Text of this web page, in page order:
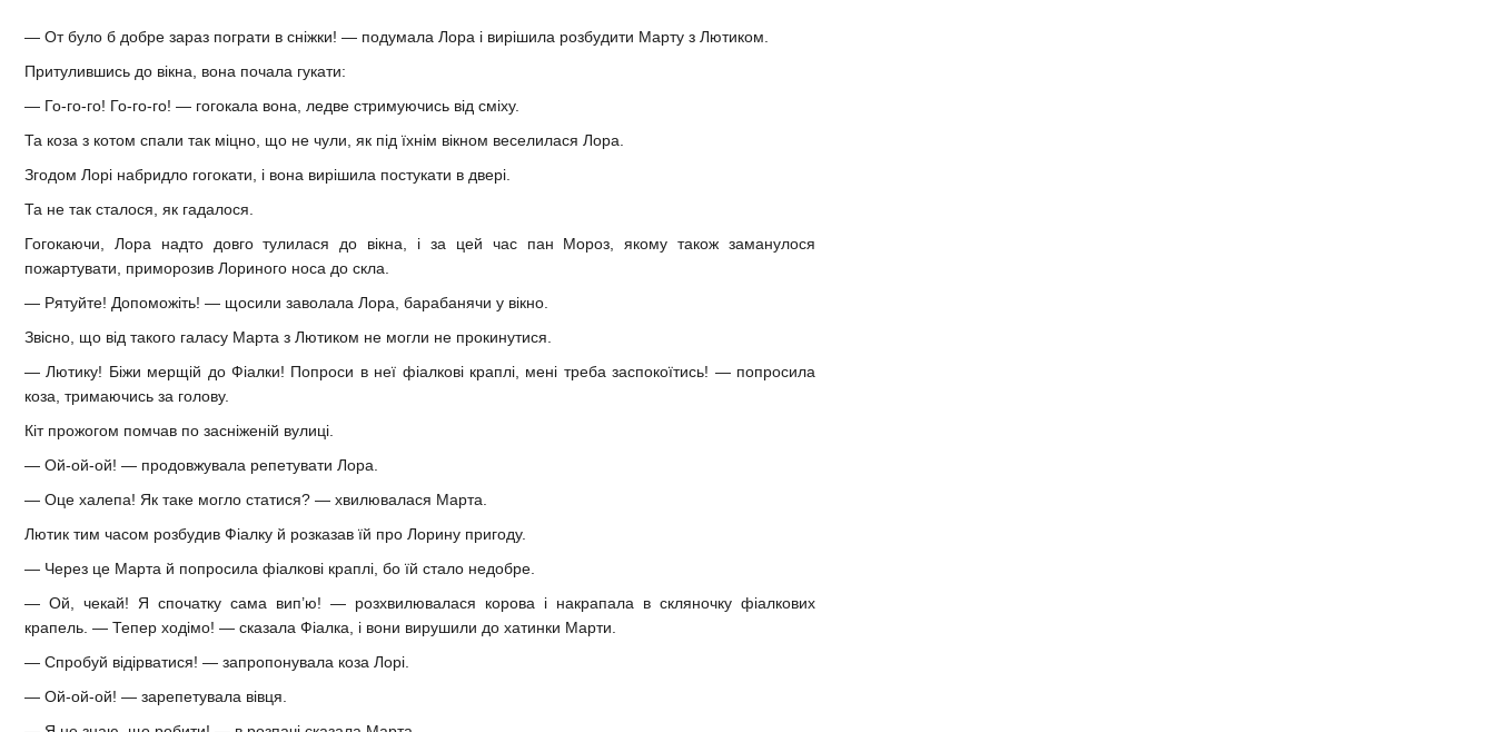
— От було б добре зараз пограти в сніжки! — подумала Лора і вирішила розбудити Марту з Лютиком.
Притулившись до вікна, вона почала гукати:
— Го-го-го! Го-го-го! — гогокала вона, ледве стримуючись від сміху.
Та коза з котом спали так міцно, що не чули, як під їхнім вікном веселилася Лора.
Згодом Лорі набридло гогокати, і вона вирішила постукати в двері.
Та не так сталося, як гадалося.
Гогокаючи, Лора надто довго тулилася до вікна, і за цей час пан Мороз, якому також заманулося
пожартувати, приморозив Лориного носа до скла.
— Рятуйте! Допоможіть! — щосили заволала Лора, барабанячи у вікно.
Звісно, що від такого галасу Марта з Лютиком не могли не прокинутися.
— Лютику! Біжи мерщій до Фіалки! Попроси в неї фіалкові краплі, мені треба заспокоїтись! — попросила
коза, тримаючись за голову.
Кіт прожогом помчав по засніженій вулиці.
— Ой-ой-ой! — продовжувала репетувати Лора.
— Оце халепа! Як таке могло статися? — хвилювалася Марта.
Лютик тим часом розбудив Фіалку й розказав їй про Лорину пригоду.
— Через це Марта й попросила фіалкові краплі, бо їй стало недобре.
— Ой, чекай! Я спочатку сама вип’ю! — розхвилювалася корова і накрапала в скляночку фіалкових
крапель. — Тепер ходімо! — сказала Фіалка, і вони вирушили до хатинки Марти.
— Спробуй відірватися! — запропонувала коза Лорі.
— Ой-ой-ой! — зарепетувала вівця.